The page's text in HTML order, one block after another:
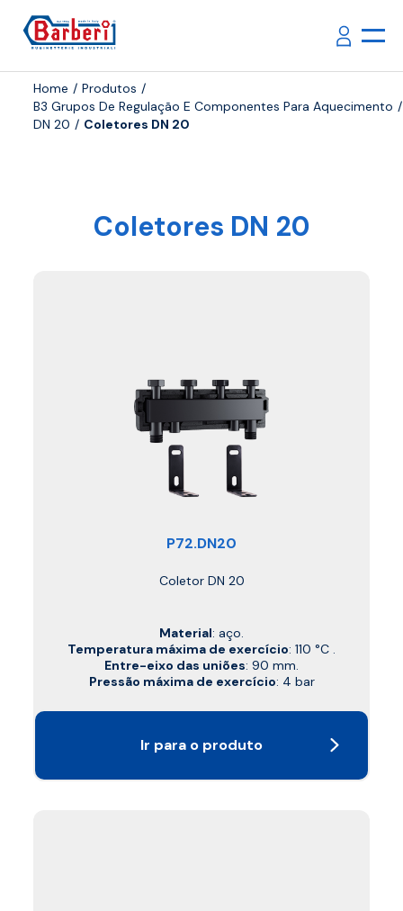
Home
Produtos
B3 Grupos De Regulação E Componentes Para Aquecimento
DN 20
Coletores DN 20
Coletores DN 20
P72.DN20
Coletor DN 20
Material: aço.
Temperatura máxima de exercício: 110 °C .
Entre-eixo das uniões: 90 mm.
Pressão máxima de exercício: 4 bar
Ir para o produto